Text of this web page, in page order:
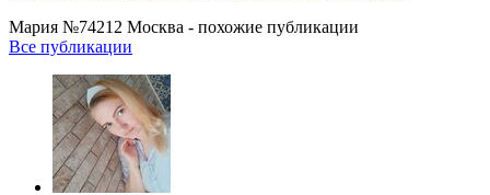
Мария №74212 Москва - похожие публикации
Все публикации